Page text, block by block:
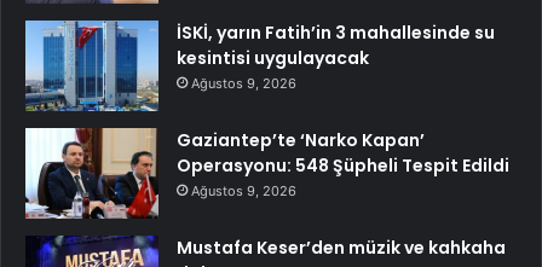
İSKİ, yarın Fatih’in 3 mahallesinde su
kesintisi uygulayacak
Ağustos 9, 2026
Gaziantep’te ‘Narko Kapan’
Operasyonu: 548 Şüpheli Tespit Edildi
Ağustos 9, 2026
Mustafa Keser’den müzik ve kahkaha